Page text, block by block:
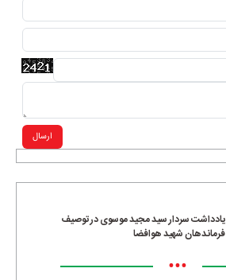
یادداشت سردار سید مجید موسوی در توصیف
فرماندهان شهید هوافضا
•••
ارسال